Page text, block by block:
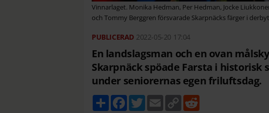
Vinnarlaget. Monika Hedman, Per Hedman, Jocke
och Tommy Berggren försvarade Skarpnäcks färger i
2022-05-20 17:04
En landslagsman och en ovan
Skarpnäck spöade Farsta i
under seniorernas egen friluftsdag.
D
e
F T
w
E
m
C
o